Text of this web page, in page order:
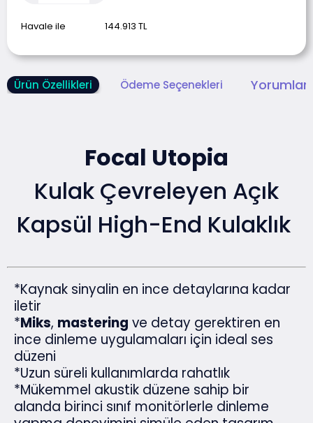
Havale ile 144.913 TL
Ürün Özellikleri Ödeme Seçenekleri
Focal Utopia
Kulak Çevreleyen Açık
Kapsül High-End Kulaklık
*Kaynak sinyalin en ince detaylarına kadar
iletir
*Miks, mastering ve detay gerektiren en
ince dinleme uygulamaları için ideal ses
düzeni
*Uzun süreli kullanımlarda rahatlık
*Mükemmel akustik düzene sahip bir
alanda birinci sınıf monitörlerle dinleme